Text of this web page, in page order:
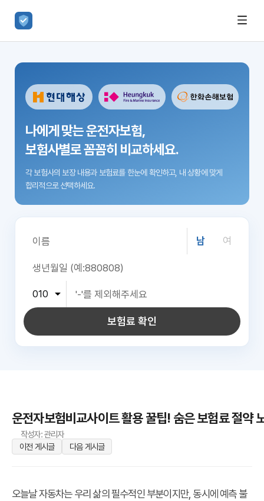
나에게 맞는 운전자보험,
보험사별로 꼼꼼히 비교하세요.
각 보험사의 보장 내용과 보험료를 한눈에 확인하고, 내 상황에 맞게
합리적으로 선택하세요.
남 여
보험료 확인
운전자보험비교사이트 활용 꿀팁! 숨은 보험료 절약
작성자: 관리자
이전 게시글
다음 게시글
오늘날 자동차는 우리 삶의 필수적인 부분이지만, 동시에 예측 불